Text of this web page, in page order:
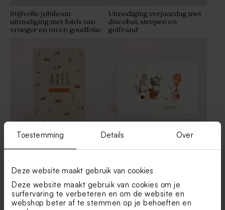
Toestemming Details Over
Deze website maakt gebruik van cookies
Deze website maakt gebruik van cookies om je
surfervaring te verbeteren en om de website en
webshop beter af te stemmen op je behoeften en
Stijlvolle jubileum
uitnodiging met foto's van
vroeger en nu en goudfolie
Uitnodiging verjaardag met
discobal, strepen en
golfrand
verjaardag met voertuigen
met goudfolie en bosdiertjes
Bekijk alle Uitnodigingen